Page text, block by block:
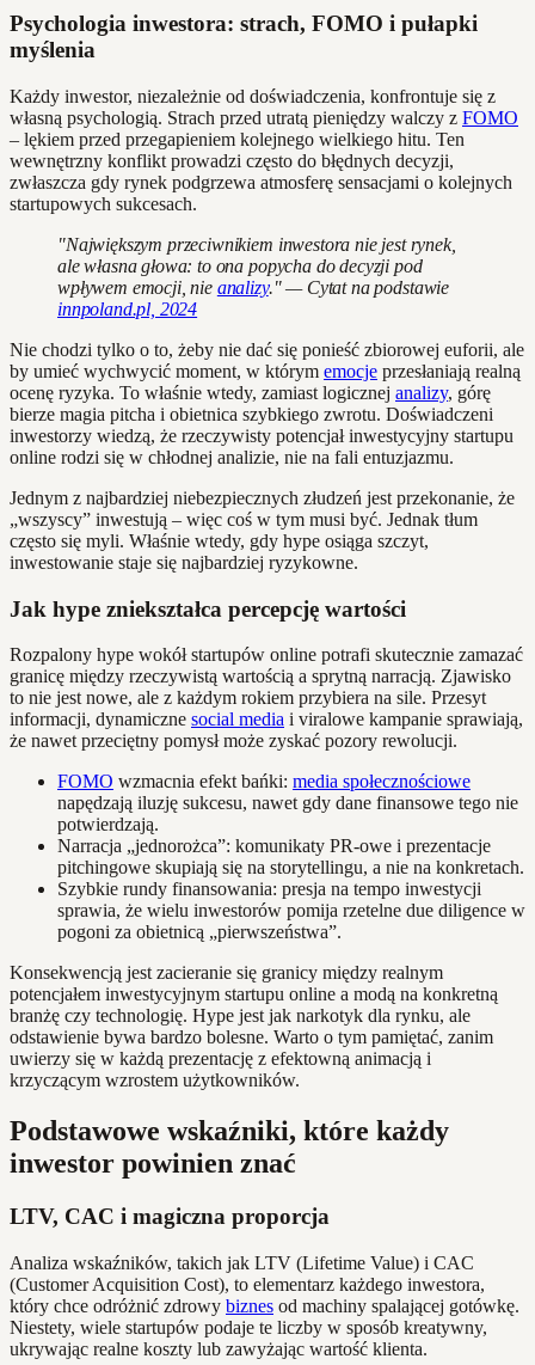
Psychologia inwestora: strach, FOMO i pułapki
myślenia
Każdy inwestor, niezależnie od doświadczenia, konfrontuje się z
własną psychologią. Strach przed utratą pieniędzy walczy z FOMO
– lękiem przed przegapieniem kolejnego wielkiego hitu. Ten
wewnętrzny konflikt prowadzi często do błędnych decyzji,
zwłaszcza gdy rynek podgrzewa atmosferę sensacjami o kolejnych
startupowych sukcesach.
"Największym przeciwnikiem inwestora nie jest rynek,
ale własna głowa: to ona popycha do decyzji pod
wpływem emocji, nie analizy." — Cytat na podstawie
innpoland.pl, 2024
Nie chodzi tylko o to, żeby nie dać się ponieść zbiorowej euforii, ale
by umieć wychwycić moment, w którym emocje przesłaniają realną
ocenę ryzyka. To właśnie wtedy, zamiast logicznej analizy, górę
bierze magia pitcha i obietnica szybkiego zwrotu. Doświadczeni
inwestorzy wiedzą, że rzeczywisty potencjał inwestycyjny startupu
online rodzi się w chłodnej analizie, nie na fali entuzjazmu.
Jednym z najbardziej niebezpiecznych złudzeń jest przekonanie, że
„wszyscy” inwestują – więc coś w tym musi być. Jednak tłum
często się myli. Właśnie wtedy, gdy hype osiąga szczyt,
inwestowanie staje się najbardziej ryzykowne.
Jak hype zniekształca percepcję wartości
Rozpalony hype wokół startupów online potrafi skutecznie zamazać
granicę między rzeczywistą wartością a sprytną narracją. Zjawisko
to nie jest nowe, ale z każdym rokiem przybiera na sile. Przesyt
informacji, dynamiczne social media i viralowe kampanie sprawiają,
że nawet przeciętny pomysł może zyskać pozory rewolucji.
FOMO wzmacnia efekt bańki: media społecznościowe
napędzają iluzję sukcesu, nawet gdy dane finansowe tego nie
potwierdzają.
Narracja „jednorożca”: komunikaty PR-owe i prezentacje
pitchingowe skupiają się na storytellingu, a nie na konkretach.
Szybkie rundy finansowania: presja na tempo inwestycji
sprawia, że wielu inwestorów pomija rzetelne due diligence w
pogoni za obietnicą „pierwszeństwa”.
Konsekwencją jest zacieranie się granicy między realnym
potencjałem inwestycyjnym startupu online a modą na konkretną
branżę czy technologię. Hype jest jak narkotyk dla rynku, ale
odstawienie bywa bardzo bolesne. Warto o tym pamiętać, zanim
uwierzy się w każdą prezentację z efektowną animacją i
krzyczącym wzrostem użytkowników.
Podstawowe wskaźniki, które każdy
inwestor powinien znać
LTV, CAC i magiczna proporcja
Analiza wskaźników, takich jak LTV (Lifetime Value) i CAC
(Customer Acquisition Cost), to elementarz każdego inwestora,
który chce odróżnić zdrowy biznes od machiny spalającej gotówkę.
Niestety, wiele startupów podaje te liczby w sposób kreatywny,
ukrywając realne koszty lub zawyżając wartość klienta.